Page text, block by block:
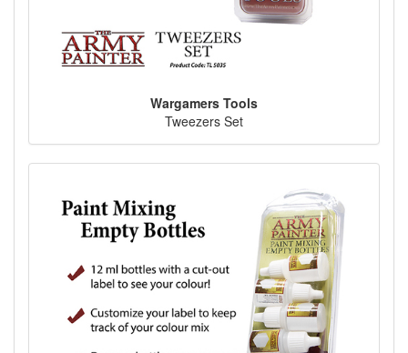
Wargamers Tools
Tweezers Set